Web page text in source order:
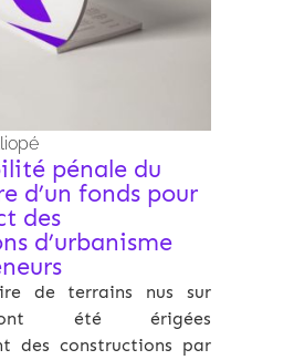
pénale du
d’un fonds pour
des
d’urbanisme
de terrains nus sur
été érigées
des constructions par